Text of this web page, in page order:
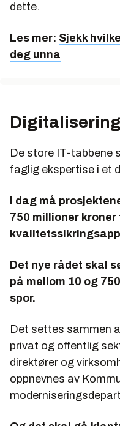
dette.
Les mer: Sjekk
deg unna
De store IT-tabbene
faglig ekspertise i et
I dag må
750 millioner
Det nye rådet skal
på mellom 10 og
spor.
Det settes sammen
privat og offentlig
direktører og
oppnevnes av